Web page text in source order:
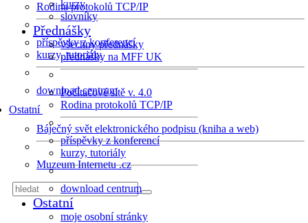
Rodina protokolů TCP/IP
příspěvky z konferencí
kurzy, tutoriály
download centrum
Ostatní
Báječný svět elektronického podpisu (kniha a web)
Muzeum Internetu .cz
kurzy
slovníky
Přednášky
všechny přednášky
přednášky na MFF UK
Počítačové sítě v. 4.0
Rodina protokolů TCP/IP
příspěvky z konferencí
kurzy, tutoriály
download centrum
Ostatní
moje osobní stránky